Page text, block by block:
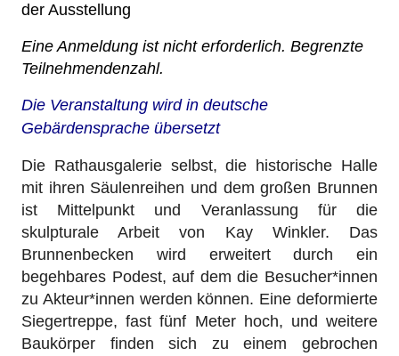
der Ausstellung
Eine Anmeldung ist nicht erforderlich. Begrenzte
Teilnehmendenzahl.
Die Veranstaltung wird in deutsche
Gebärdensprache übersetzt
Die Rathausgalerie selbst, die historische Halle
mit ihren Säulenreihen und dem großen Brunnen
ist Mittelpunkt und Veranlassung für die
skulpturale Arbeit von Kay Winkler. Das
Brunnenbecken wird erweitert durch ein
begehbares Podest, auf dem die Besucher*innen
zu Akteur*innen werden können. Eine deformierte
Siegertreppe, fast fünf Meter hoch, und weitere
Baukörper finden sich zu einem gebrochen